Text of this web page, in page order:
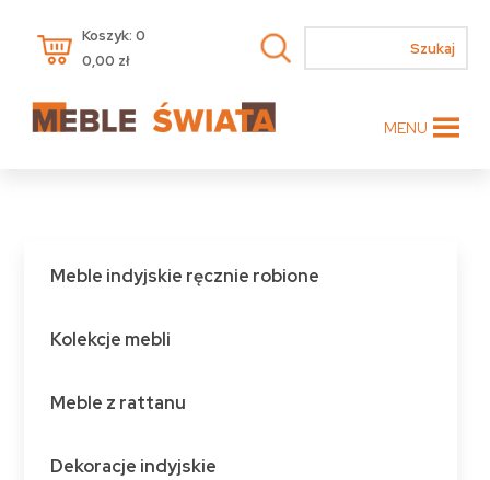
Koszyk: 0
0,00 zł
MENU
Meble indyjskie ręcznie robione
Kolekcje mebli
Meble z rattanu
Dekoracje indyjskie